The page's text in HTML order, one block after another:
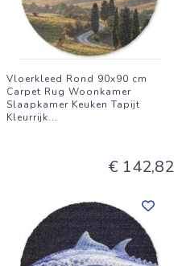
Vloerkleed Rond 90x90 cm
Carpet Rug Woonkamer
Slaapkamer Keuken Tapijt
Kleurrijk...
€ 142,82